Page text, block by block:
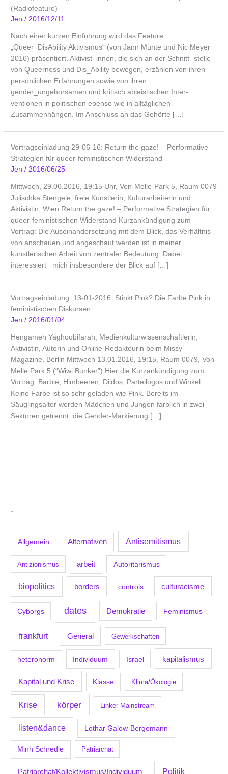
.
Allgemein Alternativen Antisemitismus
Antizionismus arbeit Autoritarismus
biopolitics borders controls culturacisme
Cyborgs dates Demokratie Feminismus
frankfurt General Gewerkschaften
heteronorm Individuum Israel kapitalismus
Kapital und Krise Klasse Klima/Ökologie
Krise körper Linker Mainstream
listen&dance Lothar Galow-Bergemann
Minh Schredle Patriarchat
Patriarchat/Kollektivismus/Individuum Politik
(Radiofeature)
Jen/ 2016/12/11
Nach einer kurzen Einführung wird das Feature
„Queer_DisAbility Aktivismus“ (von Jann Münte und Nic Meyer
2016) präsentiert. Aktivist_innen, die sich an der Schnitt- stelle
von Queerness und Dis_Ability bewegen, erzählen von ihren
persönlichen Erfahrungen sowie von ihren
gender_ungehorsamen und kritisch ableistischen Inter-
ventionen in politischen ebenso wie in alltäglichen
Zusammenhängen. Im Anschluss an das Gehörte […]
Vortragseinladung 29-06-16: Return the gaze! – Performative
Strategien für queer-feministischen Widerstand
Jen/2016/06/25
Mittwoch, 29.06.2016, 19:15 Uhr, Von-Melle-Park 5, Raum 0079
Julischka Stengele, freie Künstlerin, Kulturarbeiterin und
Aktivistin, Wien Return the gaze! – Performative Strategien für
queer-feministischen Widerstand Kurzankündigung zum
Vortrag: Die Auseinandersetzung mit dem Blick, das Verhältnis
von anschauen und angeschaut werden ist in meiner
künstlerischen Arbeit von zentraler Bedeutung. Dabei
interessiert mich insbesondere der Blick auf […]
Vortragseinladung: 13-01-2016: Stinkt Pink? Die Farbe Pink in
feministischen Diskursen
Jen/2016/01/04
Hengameh Yaghoobifarah, Medienkulturwissenschaftlerin,
Aktivistin, Autorin und Online-Redakteurin beim Missy
Magazine, Berlin Mittwoch 13.01.2016, 19:15, Raum 0079, Von
Melle Park 5 (“Wiwi Bunker”) Hier die Kurzankündigung zum
Vortrag: Barbie, Himbeeren, Dildos, Parteilogos und Winkel:
Keine Farbe ist so sehr geladen wie Pink. Bereits im
Säuglingsalter werden Mädchen und Jungen farblich in zwei
Sektoren getrennt, die Gender-Markierung […]